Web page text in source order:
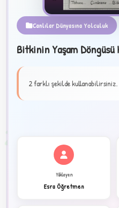
Canlılar Dünyasına Yolculuk
Bitkinin Yaşam
2 farklı şekilde kullanabilirsiniz.
Yükleyen
Esra Öğretmen